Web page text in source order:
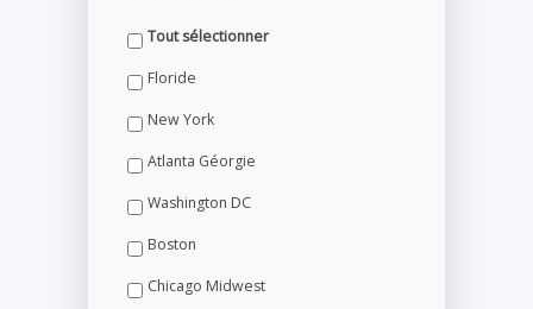
Tout sélectionner
Floride
New York
Atlanta Géorgie
Washington DC
Boston
Chicago Midwest